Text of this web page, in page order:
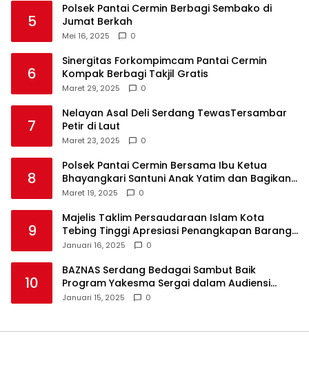
5
Polsek Pantai Cermin Berbagi Sembako di
Jumat Berkah
Mei 16, 2025 0
6
Sinergitas Forkompimcam Pantai Cermin
Kompak Berbagi Takjil Gratis
Maret 29, 2025 0
7
Nelayan Asal Deli Serdang TewasTersambar
Petir di Laut
Maret 23, 2025 0
8
Polsek Pantai Cermin Bersama Ibu Ketua
Bhayangkari Santuni Anak Yatim dan Bagikan
Takjil
Maret 19, 2025 0
9
Majelis Taklim Persaudaraan Islam Kota
Tebing Tinggi Apresiasi Penangkapan Barang
Haram
Januari 16, 2025 0
10
BAZNAS Serdang Bedagai Sambut Baik
Program Yakesma Sergai dalam Audiensi
Perkenalan Pengurus Baru
Januari 15, 2025 0